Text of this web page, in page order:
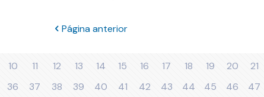
Página anterior
10 11 12 13 14 15 16 17 18 19 20 21
36 37 38 39 40 41 42 43 44 45 46 47